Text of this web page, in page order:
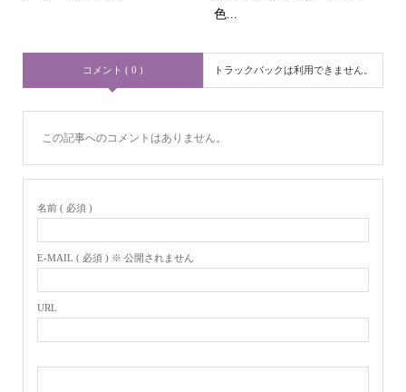
色...
コメント ( 0 ) トラックバックは利用できません。
この記事へのコメントはありません。
名前 ( 必須 )
E-MAIL ( 必須 ) ※ 公開されません
URL